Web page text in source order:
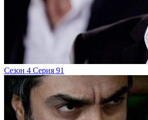
Сезон 4 Серия 91